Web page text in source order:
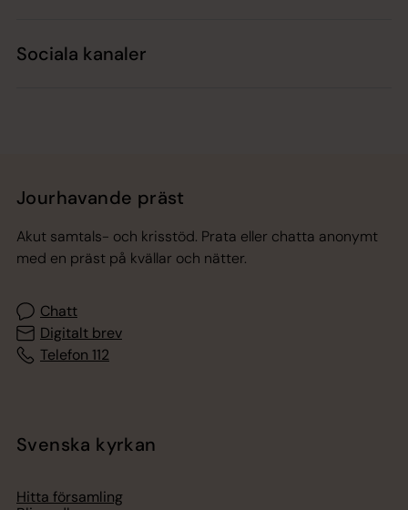
Sociala kanaler
Jourhavande präst
Akut samtals- och krisstöd. Prata eller chatta anonymt
med en präst på kvällar och nätter.
Chatt
Digitalt brev
Telefon 112
Svenska kyrkan
Hitta församling